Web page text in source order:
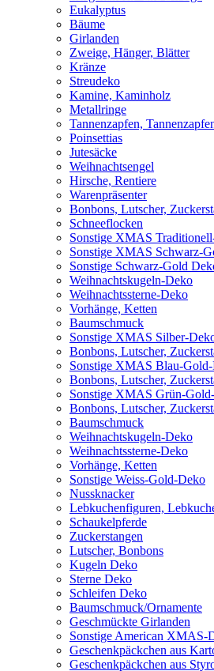
Eukalyptus
Bäume
Girlanden
Zweige, Hänger, Blätter
Kränze
Streudeko
Kamine, Kaminholz
Metallringe
Tannenzapfen,
Poinsettias
Jutesäcke
Weihnachtsengel
Hirsche, Rentiere
Warenpräsenter
Bonbons, Lutscher,
Schneeflocken
Sonstige XMAS
Sonstige XMAS Schwarz-
Sonstige Schwarz-Gold
Weihnachtskugeln-Deko
Weihnachtssterne-Deko
Vorhänge, Ketten
Baumschmuck
Sonstige XMAS Silber-
Bonbons, Lutscher,
Sonstige XMAS Blau-
Bonbons, Lutscher,
Sonstige XMAS Grün-
Bonbons, Lutscher,
Baumschmuck
Weihnachtskugeln-Deko
Weihnachtssterne-Deko
Vorhänge, Ketten
Sonstige Weiss-Gold-Deko
Nussknacker
Lebkuchenfiguren,
Schaukelpferde
Zuckerstangen
Lutscher, Bonbons
Kugeln Deko
Sterne Deko
Schleifen Deko
Baumschmuck/Ornamente
Geschmückte Girlanden
Sonstige American XMAS-
Geschenkpäckchen aus
Geschenkpäckchen aus